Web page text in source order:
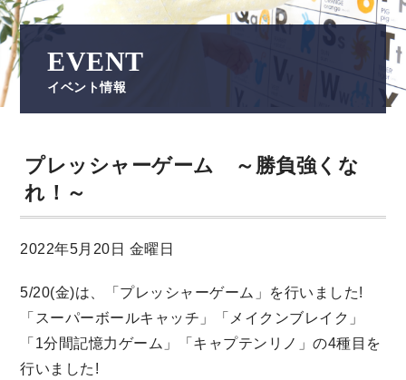
EVENT
イベント情報
プレッシャーゲーム ～勝負強くな
れ！～
2022年5月20日 金曜日
5/20(金)は、「プレッシャーゲーム」を行いました!
「スーパーボールキャッチ」「メイクンブレイク」
「1分間記憶力ゲーム」「キャプテンリノ」の4種目を
行いました!